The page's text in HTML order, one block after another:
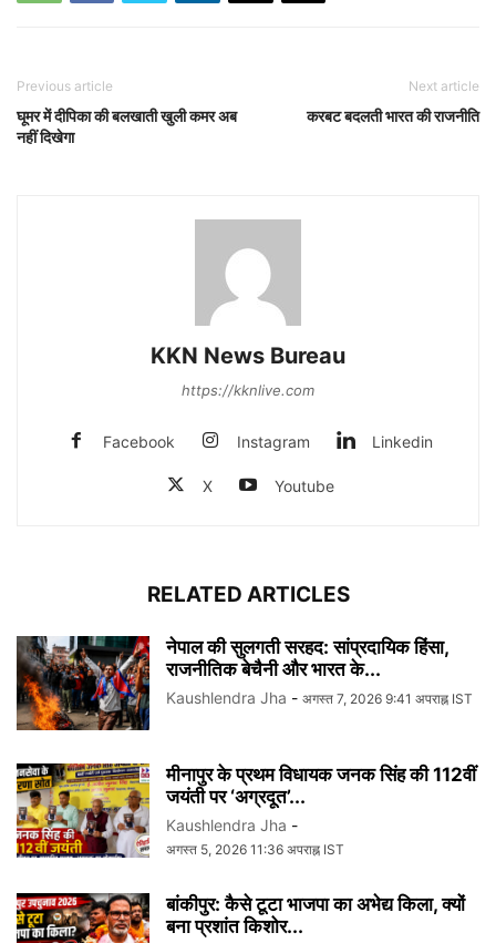
Previous article
घूमर में दीपिका की बलखाती खुली कमर अब
नहीं दिखेगा
Next article
करबट बदलती भारत की राजनीति
KKN News Bureau
https://kknlive.com
Facebook Instagram Linkedin
X Youtube
RELATED ARTICLES
नेपाल की सुलगती सरहद: सांप्रदायिक हिंसा,
राजनीतिक बेचैनी और भारत के...
Kaushlendra Jha - अगस्त 7, 2026 9:41 अपराह्न IST
मीनापुर के प्रथम विधायक जनक सिंह की 112वीं
जयंती पर ‘अग्रदूत’...
Kaushlendra Jha -
अगस्त 5, 2026 11:36 अपराह्न IST
बांकीपुर: कैसे टूटा भाजपा का अभेद्य किला, क्यों
बना प्रशांत किशोर...